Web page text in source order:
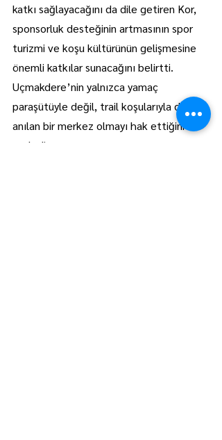
katkı sağlayacağını da dile getiren Kor,
sponsorluk desteğinin artmasının spor
turizmi ve koşu kültürünün gelişmesine
önemli katkılar sunacağını belirtti.
Uçmakdere’nin yalnızca yamaç
paraşütüyle değil, trail koşularıyla da
anılan bir merkez olmayı hak ettiğini
söyledi.